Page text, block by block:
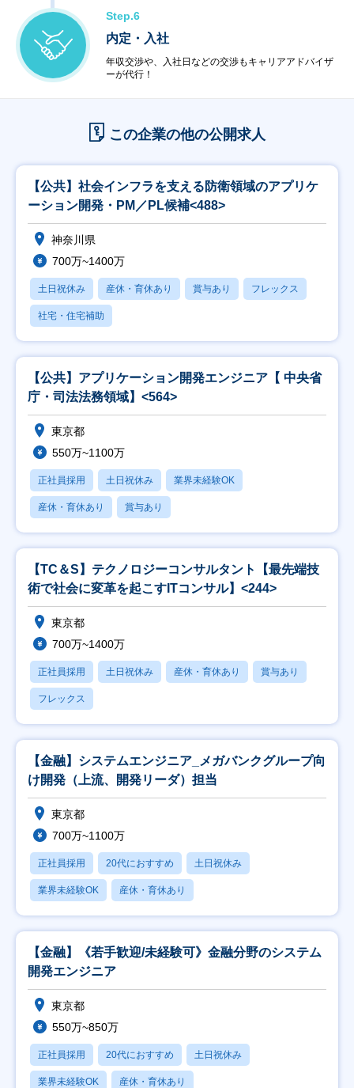
Step.6
内定・入社
年収交渉や、入社日などの交渉もキャリアアドバイザ
ーが代行！
この企業の他の公開求人
【公共】社会インフラを支える防衛領域のアプリケ
ーション開発・PM／PL候補<488>
神奈川県
700万~1400万
土日祝休み 産休・育休あり 賞与あり フレックス
社宅・住宅補助
【公共】アプリケーション開発エンジニア【 中央省
庁・司法法務領域】<564>
東京都
550万~1100万
正社員採用 土日祝休み 業界未経験OK
産休・育休あり 賞与あり
【TC＆S】テクノロジーコンサルタント【最先端技
術で社会に変革を起こすITコンサル】<244>
東京都
700万~1400万
正社員採用 土日祝休み 産休・育休あり 賞与あり
フレックス
【金融】システムエンジニア_メガバンクグループ向
け開発（上流、開発リーダ）担当
東京都
700万~1100万
正社員採用 20代におすすめ 土日祝休み
業界未経験OK 産休・育休あり
【金融】《若手歓迎/未経験可》金融分野のシステム
開発エンジニア
東京都
550万~850万
正社員採用 20代におすすめ 土日祝休み
業界未経験OK 産休・育休あり